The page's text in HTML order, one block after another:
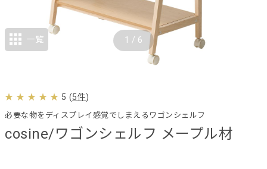
cosine/ワゴンシェルフ メープル材
必要な物をディスプレイ感覚でしまえるワゴンシェルフ
5 (5件)
1 / 6
一覧